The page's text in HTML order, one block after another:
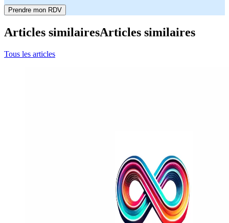
Prendre mon RDV
Articles similairesArticles similaires
Tous les articles